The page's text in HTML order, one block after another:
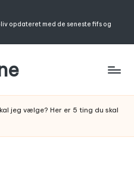
opdateret med de seneste fifs og
jeg vælge? Her er 5 ting du skal